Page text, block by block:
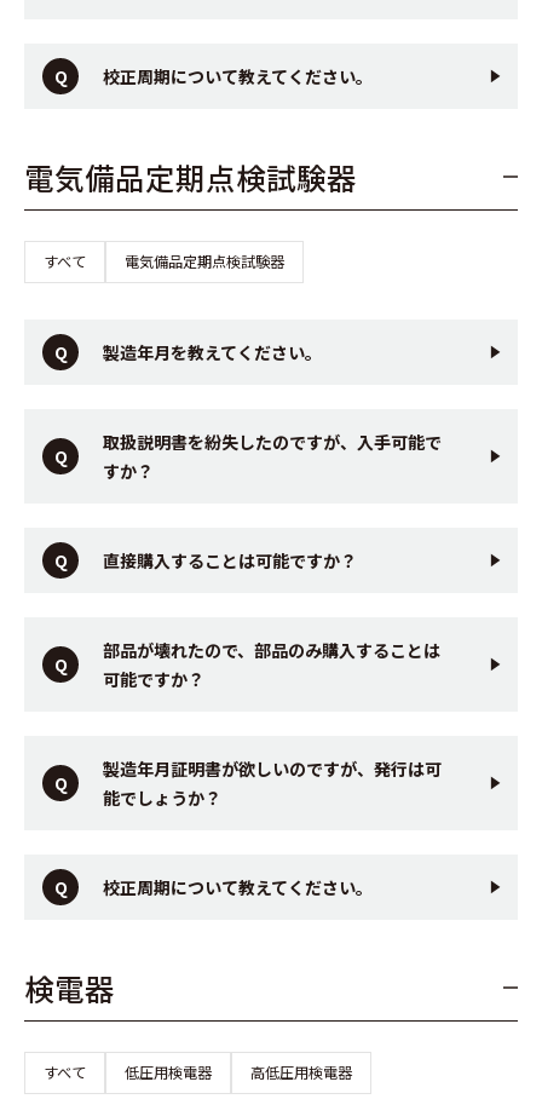
校正周期について教えてください。
電気備品定期点検試験器
すべて 電気備品定期点検試験器
製造年月を教えてください。
取扱説明書を紛失したのですが、入手可能で
すか？
直接購入することは可能ですか？
部品が壊れたので、部品のみ購入することは
可能ですか？
製造年月証明書が欲しいのですが、発行は可
能でしょうか？
校正周期について教えてください。
検電器
すべて 低圧用検電器 高低圧用検電器